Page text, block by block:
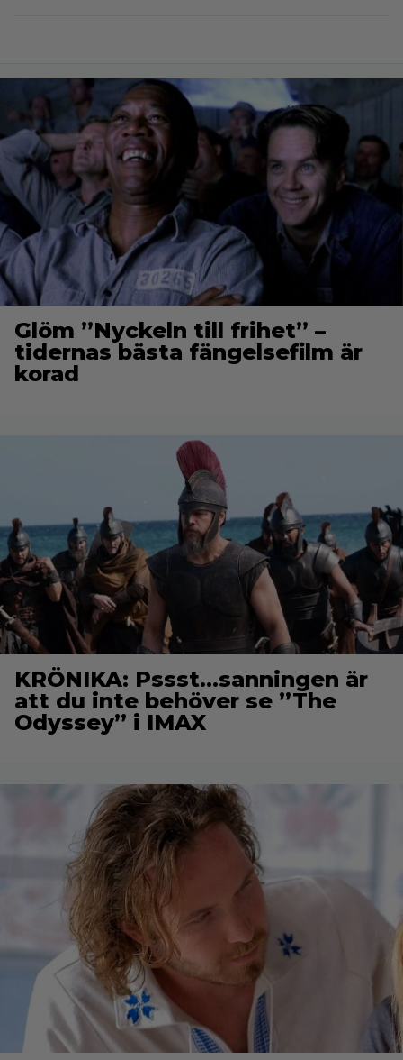
Glöm ”Nyckeln till frihet” –
tidernas bästa fängelsefilm är
korad
KRÖNIKA: Pssst…sanningen är
att du inte behöver se ”The
Odyssey” i IMAX